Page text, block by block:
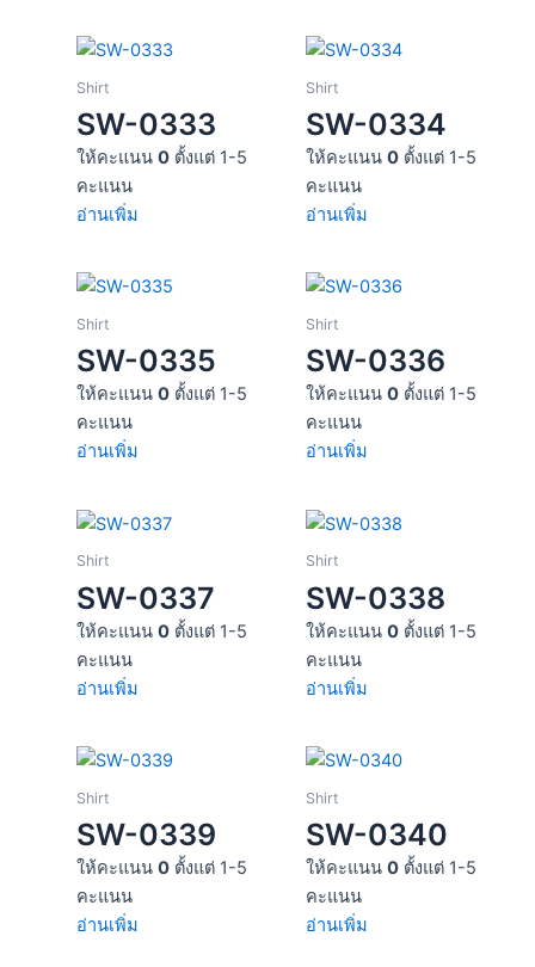
Shirt
SW-0333
ให้คะแนน 0ตั้งแต่ 1-5
คะแนน
อ่านเพิ่ม
Shirt
SW-0334
ให้คะแนน 0ตั้งแต่ 1-5
คะแนน
อ่านเพิ่ม
Shirt
SW-0335
ให้คะแนน 0ตั้งแต่ 1-5
คะแนน
อ่านเพิ่ม
Shirt
SW-0336
ให้คะแนน 0ตั้งแต่ 1-5
คะแนน
อ่านเพิ่ม
Shirt
SW-0337
ให้คะแนน 0ตั้งแต่ 1-5
คะแนน
อ่านเพิ่ม
Shirt
SW-0338
ให้คะแนน 0ตั้งแต่ 1-5
คะแนน
อ่านเพิ่ม
Shirt
SW-0339
ให้คะแนน 0ตั้งแต่ 1-5
คะแนน
อ่านเพิ่ม
Shirt
SW-0340
ให้คะแนน 0ตั้งแต่ 1-5
คะแนน
อ่านเพิ่ม